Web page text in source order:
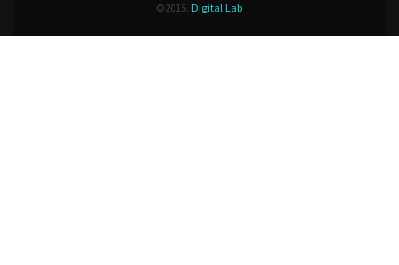
©2015. Digital Lab